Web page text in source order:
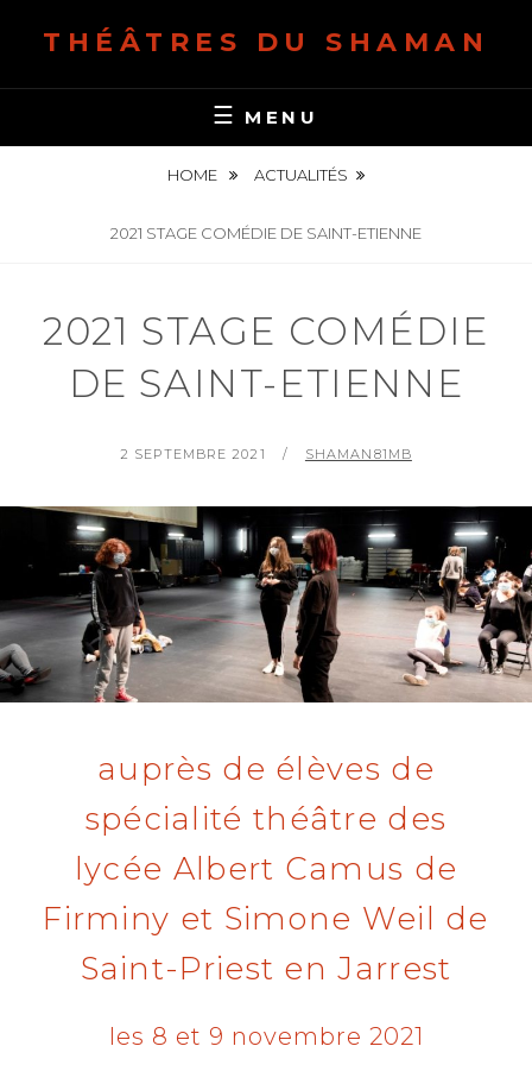
THÉÂTRES DU SHAMAN
MENU
HOME ACTUALITÉS
2021 STAGE COMÉDIE DE SAINT-ETIENNE
2021 STAGE COMÉDIE
DE SAINT-ETIENNE
P
T
E
D
O
N
2 SEPTEMBRE 2021
B
SHAMAN81MB
auprès de élèves de
spécialité théâtre des
lycée Albert Camus de
Firminy et Simone Weil de
Saint-Priest en Jarrest
les 8 et 9 novembre 2021